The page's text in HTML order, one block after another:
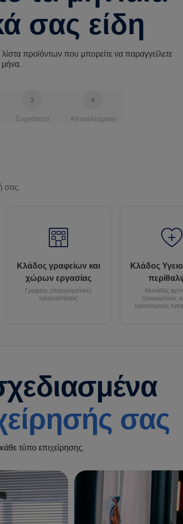
σας είδη
προϊόντων που μπορείτε να παραγγείλετε
μήνα.
3
Συχνότητα
4
Αποτελέσματα
σας.
Κλάδος γραφείων και
χώρων εργασίας
Γραφεία, επαγγελματικές
εγκαταστάσεις
Κλάδος
Μονάδες
ηλικιωμένων,
υγειονομικές
σας
τύπο επιχείρησης.